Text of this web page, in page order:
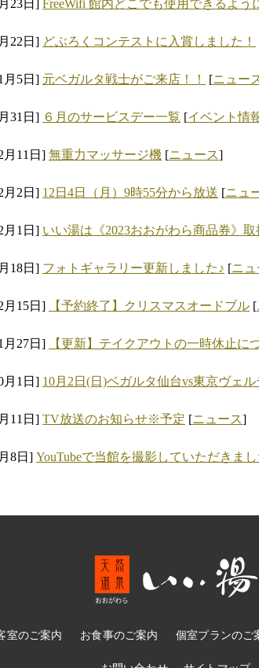
23日] FreeWifi 館内どこでも使用できるよう
22日] どぶろくコンテストに入賞しました！
月5日] 元ベガルタ戦士がご来店！！ [ニュー
31日] ６月のサービスデー一覧 [イベント情
月11日] 無重力マッサージ機 [ニュース]
月2日] 12日4日（月）9時55分から放送 [ニュ
月1日] いい湯は《2023おおがわら商品券》取
18日] フォトギャラリー更新しました♪ [ニュ
月15日] 【予約終了】クリスマスオードブル [
月27日] 【更新】テイクアウトの一時休止に
月1日] 10月2日(日)ベガルタ仙台vs東京ヴェ
11日] TV放送のお知らせ※予定 [ニュース]
8日] YouTubeで当館を撮影していただきまし
室のご案内 お食事のご案内 個室プランのご